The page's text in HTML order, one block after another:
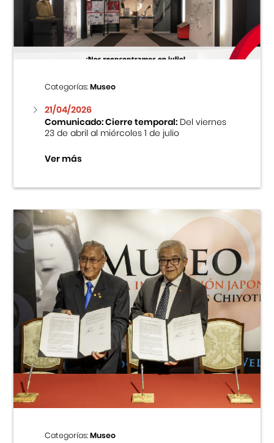
Centro Cultural Peruano Japonés
Museo de la Inmigración Japonesa
Fondo Editorial
Teatro Peruano Japonés
Categorías:Museo
21/04/2026
Comunicado: Cierre temporal:Del viernes
23 de abril al miércoles 1 de julio
Ver más
Categorías:Museo